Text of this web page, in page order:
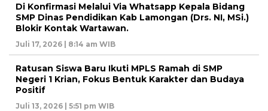
Di Konfirmasi Melalui Via Whatsapp Kepala Bidang
SMP Dinas Pendidikan Kab Lamongan (Drs. NI, MSi.)
Blokir Kontak Wartawan.
Juli 17, 2026 | 8:14 am WIB
Ratusan Siswa Baru Ikuti MPLS Ramah di SMP
Negeri 1 Krian, Fokus Bentuk Karakter dan Budaya
Positif
Juli 13, 2026 | 5:51 pm WIB